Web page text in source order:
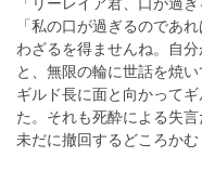
「リーレイア君、口が過ぎ
「私の口が過ぎるのであ
わざるを得ませんね。自
と、無限の輪に世話を焼
ギルド長に面と向かって
た。それも死酔による失
未だに撤回するどころかむ